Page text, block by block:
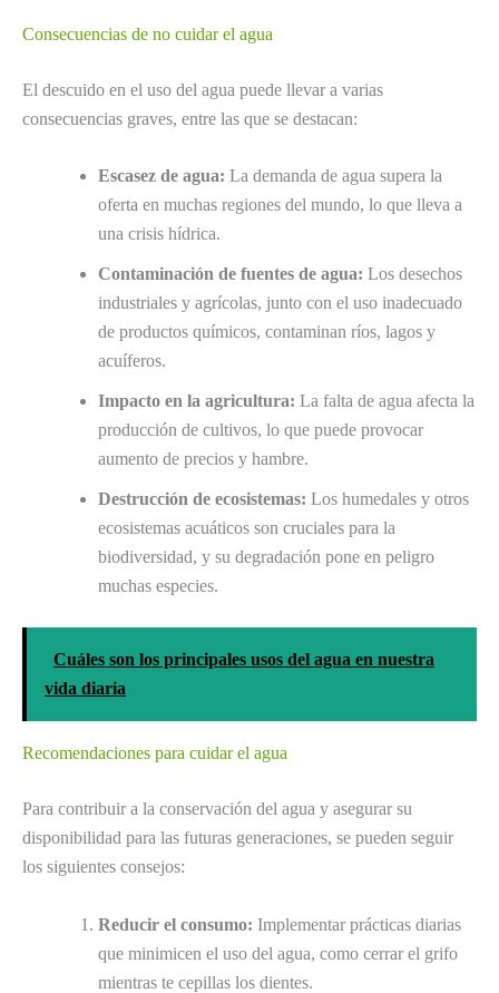
Consecuencias de no cuidar el agua
El descuido en el uso del agua puede llevar a varias
consecuencias graves, entre las que se destacan:
Escasez de agua: La demanda de agua supera la
oferta en muchas regiones del mundo, lo que lleva a
una crisis hídrica.
Contaminación de fuentes de agua: Los desechos
industriales y agrícolas, junto con el uso inadecuado
de productos químicos, contaminan ríos, lagos y
acuíferos.
Impacto en la agricultura: La falta de agua afecta la
producción de cultivos, lo que puede provocar
aumento de precios y hambre.
Destrucción de ecosistemas: Los humedales y otros
ecosistemas acuáticos son cruciales para la
biodiversidad, y su degradación pone en peligro
muchas especies.
Cuáles son los principales usos del agua en nuestra
vida diaria
Recomendaciones para cuidar el agua
Para contribuir a la conservación del agua y asegurar su
disponibilidad para las futuras generaciones, se pueden seguir
los siguientes consejos:
Reducir el consumo: Implementar prácticas diarias
que minimicen el uso del agua, como cerrar el grifo
mientras te cepillas los dientes.